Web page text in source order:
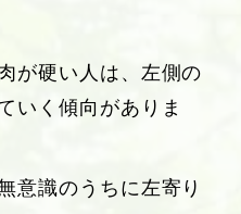
が硬い人は、左側の
いく傾向がありま
意識のうちに左寄り